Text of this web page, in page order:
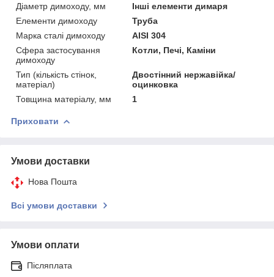
Діаметр димоходу, мм
Інші елементи димаря
Елементи димоходу
Труба
Марка сталі димоходу
AISI 304
Сфера застосування
димоходу
Котли, Печі, Каміни
Тип (кількість стінок,
матеріал)
Двостінний нержавійка/
оцинковка
Товщина матеріалу, мм
1
Приховати
Умови доставки
Нова Пошта
Всі умови доставки
Умови оплати
Післяплата